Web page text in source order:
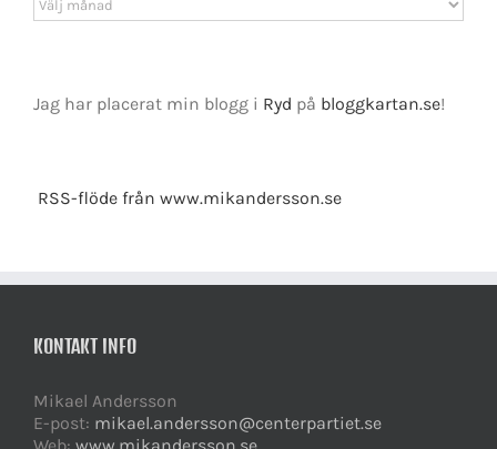
Jag har placerat min blogg i Ryd på bloggkartan.se!
RSS-flöde från www.mikandersson.se
KONTAKT INFO
Mikael Andersson
E-post: mikael.andersson@centerpartiet.se
Web: www.mikandersson.se